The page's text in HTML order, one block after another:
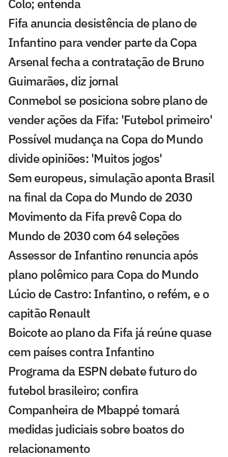
Colo; entenda
Fifa anuncia desistência de plano de
Infantino para vender parte da Copa
Arsenal fecha a contratação de Bruno
Guimarães, diz jornal
Conmebol se posiciona sobre plano de
vender ações da Fifa: 'Futebol primeiro'
Possível mudança na Copa do Mundo
divide opiniões: 'Muitos jogos'
Sem europeus, simulação aponta Brasil
na final da Copa do Mundo de 2030
Movimento da Fifa prevê Copa do
Mundo de 2030 com 64 seleções
Assessor de Infantino renuncia após
plano polêmico para Copa do Mundo
Lúcio de Castro: Infantino, o refém, e o
capitão Renault
Boicote ao plano da Fifa já reúne quase
cem países contra Infantino
Programa da ESPN debate futuro do
futebol brasileiro; confira
Companheira de Mbappé tomará
medidas judiciais sobre boatos do
relacionamento